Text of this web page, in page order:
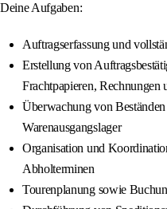
Deine Aufgaben:
Auftragserfassung und
Erstellung von
Frachtpapieren, Rechnungen
Überwachung von
Warenausgangslager
Organisation und
Abholterminen
Tourenplanung sowie